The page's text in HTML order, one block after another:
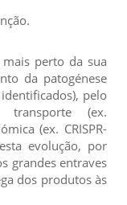
perto da sua
da patogénese
pelo
transporte (ex.
(ex. CRISPR-
evolução, por
grandes entraves
dos produtos às